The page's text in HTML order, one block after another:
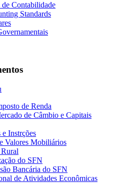
Contabilidade
Standards
de Renda
de Câmbio e Capitais
Instrções
Valores Mobiliários
do SFN
Bancária do SFN
de Atividades Econômicas